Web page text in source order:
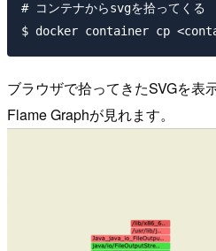
# コンテナからsvgを拾ってくる
ブラウザで拾ってきたSVGを表
Flame Graphが見れます。